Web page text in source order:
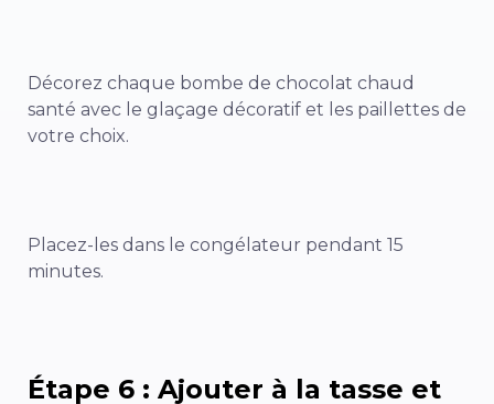
Décorez chaque bombe de chocolat chaud
santé avec le glaçage décoratif et les paillettes de
votre choix.
Placez-les dans le congélateur pendant 15
minutes.
Étape 6 : Ajouter à la tasse et